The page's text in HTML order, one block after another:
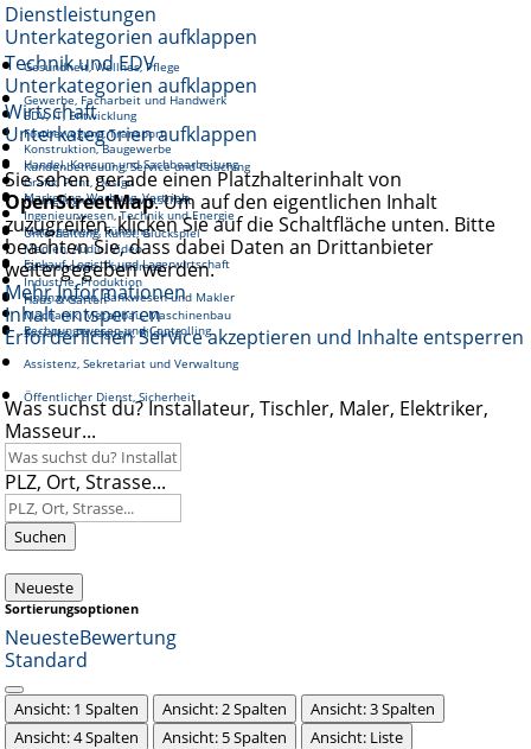
Dienstleistungen
Unterkategorien aufklappen
Gesundheit, Wellnes, Pflege
Gewerbe, Facharbeit und Handwerk
Fortbewegung, Transport
Kundenbetreuung, Service und Coaching
Reinigung und Hauswirtschaft
Unterhaltung, Kunst, Glückspiel
Gastronomie, Tourismus
Haus & Garten
Soziales, Pädagogik, Bildung
Technik und EDV
Unterkategorien aufklappen
EDV, IT, Entwicklung
Konstruktion, Baugewerbe
Grafik, Print, Design
Ingenieurwesen, Technik und Energie
Medien, Audio, Video
Industrie, Produktion
Mechanik, Metallbau, Maschinenbau
Wirtschaft
Unterkategorien aufklappen
Handel, Konsum und Sachbearbeitung
Marketing, Werbung, Vertrieb
Management, Führung
Einkauf, Logistik und Lagerwirtschaft
Finanzwesen, Bankwesen und Makler
Rechnungswesen und Controlling
Assistenz, Sekretariat und Verwaltung
Öffentlicher Dienst, Sicherheit
Sie sehen gerade einen Platzhalterinhalt von
OpenStreetMap. Um auf den eigentlichen Inhalt
zuzugreifen, klicken Sie auf die Schaltfläche unten. Bitte
beachten Sie, dass dabei Daten an Drittanbieter
weitergegeben werden.
Mehr Informationen
Inhalt entsperren
Erforderlichen Service akzeptieren und Inhalte entsperren
Was suchst du? Installateur, Tischler, Maler, Elektriker,
Masseur...
PLZ, Ort, Strasse...
Suchen
Neueste
Sortierungsoptionen
NeuesteBewertung
Standard
Ansicht: 1 Spalten Ansicht: 2 Spalten
Ansicht: 3 Spalten
Ansicht: 4 Spalten
Ansicht: 5 Spalten Ansicht: Liste